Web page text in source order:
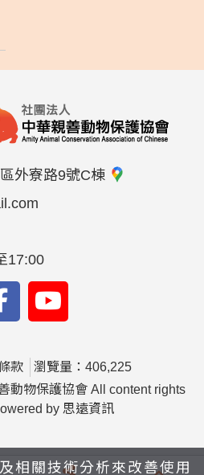
外寮路9號C棟
17:00
款
瀏覽量：406,225
動物保護協會 All content rights
by 思遠資訊
相關技術分析來改善使用